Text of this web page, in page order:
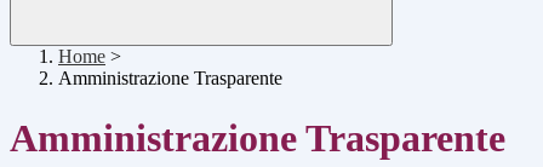
Home >
Amministrazione Trasparente
Amministrazione Trasparente